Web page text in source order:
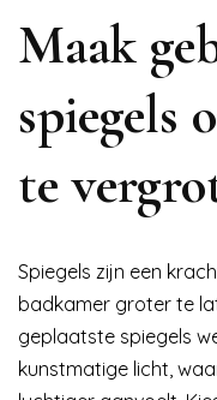
Maak
spiegels
te
Spiegels zijn een
badkamer groter te
geplaatste spiegels
kunstmatige licht,